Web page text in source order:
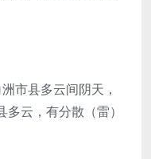
市县多云间阴天，
云，有分散（雷）